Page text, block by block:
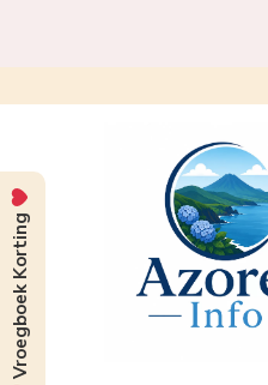
Vroegboek Korting